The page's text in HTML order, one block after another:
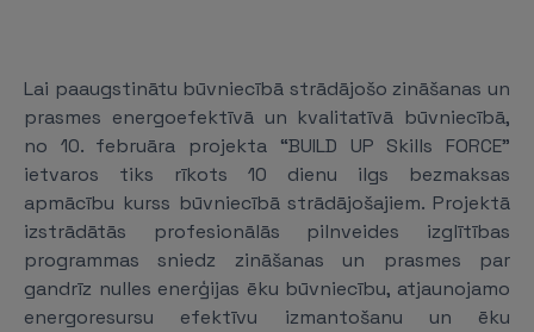
Lai paaugstinātu būvniecībā strādājošo zināšanas un
prasmes energoefektīvā un kvalitatīvā būvniecībā,
no 10. februāra projekta “BUILD UP Skills FORCE”
ietvaros tiks rīkots 10 dienu ilgs bezmaksas
apmācību kurss būvniecībā strādājošajiem. Projektā
izstrādātās profesionālās pilnveides izglītības
programmas sniedz zināšanas un prasmes par
gandrīz nulles enerģijas ēku būvniecību, atjaunojamo
energoresursu efektīvu izmantošanu un ēku